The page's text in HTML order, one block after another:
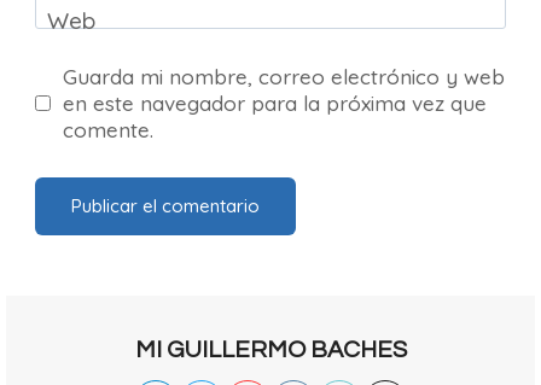
Web
Guarda mi nombre, correo electrónico y web
en este navegador para la próxima vez que
comente.
MI GUILLERMO BACHES